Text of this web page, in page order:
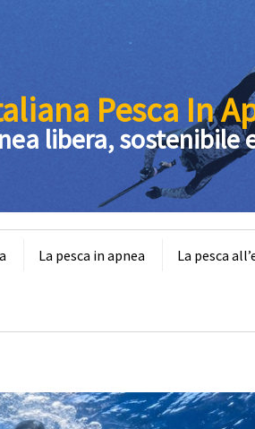
La pesca in apnea La pesca
Pesca In
libera, sostenibile